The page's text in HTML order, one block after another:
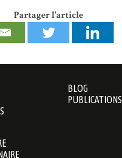
Partager l'article
BLOG
PUBLICATIONS